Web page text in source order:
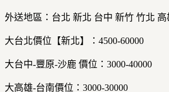
外送地區：台北 新北 台中 新竹 竹北
大台北價位【新北】：4500-60000
大台中-豐原-沙鹿 價位：3000-40000
大高雄-台南價位：3000-30000